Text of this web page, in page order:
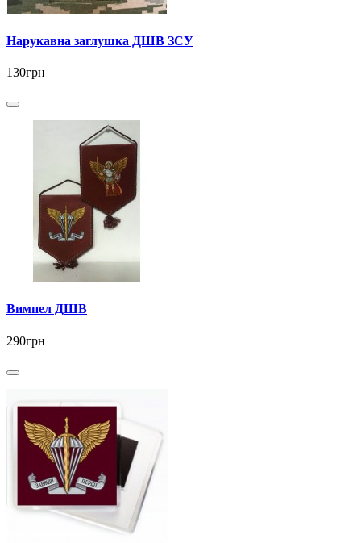
Нарукавна заглушка ДШВ ЗСУ
130грн
Вимпел ДШВ
290грн